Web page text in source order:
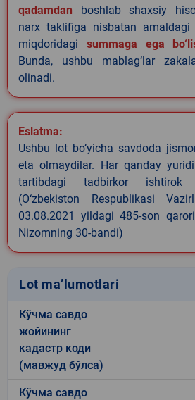
qadamdan boshlab shaxsiy
narx taklifiga nisbatan
miqdoridagi summaga ega
Bunda, ushbu mablag‘lar
olinadi.
Eslatma:
Ushbu lot bo‘yicha savdoda
eta olmaydilar. Har qanday
tartibdagi tadbirkor ishtirok
(O‘zbekiston Respublikasi
03.08.2021 yildagi 485-son
Nizomning 30-bandi)
Lot ma’lumotlari
Кўчма савдо
жойининг
кадастр коди
(мавжуд бўлса)
Кўчма савдо